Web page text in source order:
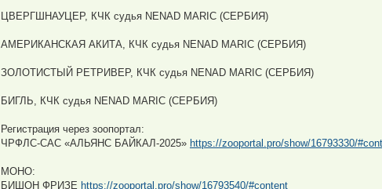
ЦВЕРГШНАУЦЕР, КЧК судья NENAD MARIC (СЕРБИЯ)
АМЕРИКАНСКАЯ АКИТА, КЧК судья NENAD MARIC (СЕРБИЯ)
ЗОЛОТИСТЫЙ РЕТРИВЕР, КЧК судья NENAD MARIC (СЕРБИЯ)
БИГЛЬ, КЧК судья NENAD MARIC (СЕРБИЯ)
Регистрация через зоопортал:
ЧРФЛС-САС «АЛЬЯНС БАЙКАЛ-2025» https://zooportal.pro/show/16793330/
МОНО:
БИШОН ФРИЗЕ https://zooportal.pro/show/16793540/#content